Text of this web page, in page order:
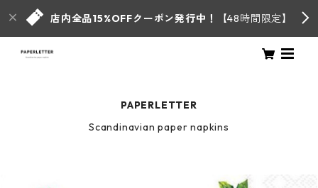
店内全品15%OFFクーポン発行中！ 【48時間限定】
PAPERLETTER
Scandinavian paper napkins